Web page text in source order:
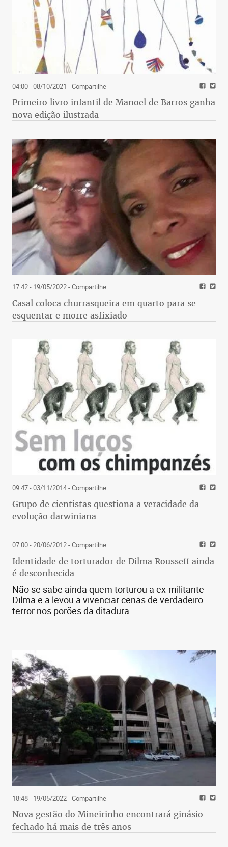
04:00 - 08/10/2021 - Compartilhe
Primeiro livro infantil de Manoel de Barros ganha
nova edição ilustrada
17:42 - 19/05/2022- Compartilhe
Casal coloca churrasqueira em quarto para se
esquentar e morre asfixiado
09:47 - 03/11/2014- Compartilhe
Grupo de cientistas questiona a veracidade da
evolução darwiniana
07:00 - 20/06/2012- Compartilhe
Identidade de torturador de Dilma Rousseff ainda
é desconhecida
Não se sabe ainda quem torturou a ex-militante
Dilma e a levou a vivenciar cenas de verdadeiro
terror nos porões da ditadura
18:48 - 19/05/2022- Compartilhe
Nova gestão do Mineirinho encontrará ginásio
fechado há mais de três anos